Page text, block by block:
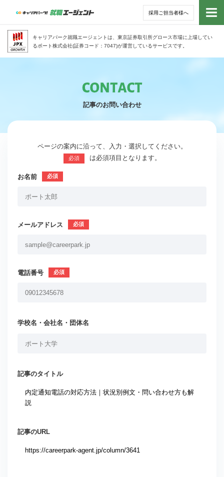
採用ご担当者様へ
キャリアパーク就職エージェントは、東京証券取引所グロース市場に上場してい
るポート株式会社(証券コード：7047)が運営しているサービスです。
トッ
記事のお問い合わせ
ページの案内に沿って、入力・選択してください。
必須 は必須項目となります。
お名前
メールアドレス
電話番号
学校名・会社名・団体名
記事のタイトル
記事のURL